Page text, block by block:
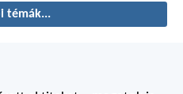
témák...